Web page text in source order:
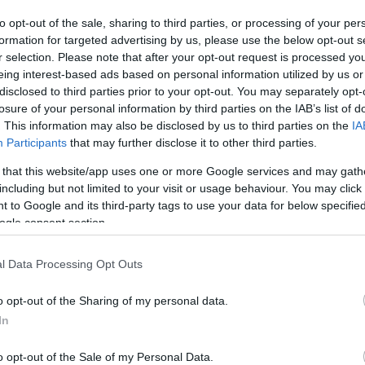
opt-out of the sale, sharing to third parties, or processing of your
for targeted advertising by us, please use the below opt-out
selection. Please note that after your opt-out request is processed
interest-based ads based on personal information utilized by us
to third parties prior to your opt-out. You may separately
of your personal information by third parties on the IAB’s list of
This information may also be disclosed by us to third parties on the
Participants that may further disclose it to other third parties.
that this website/app uses one or more Google services and may
but not limited to your visit or usage behaviour. You may
to Google and its third-party tags to use your data for below
consent section.
Data Processing Opt Outs
opt-out of the Sharing of my personal data.
opt-out of the Sale of my Personal Data.
nemzetközi tanácsadó vállalat, az STR
és a képzőhelyekkel. Az egyetemistáknak
vissza. Ezeken a megmérettetéseken az
végül az idei STR Közép-Kelet-Európa versenyt
Fondation pour la Formation Hôtelière által
nyert a világversenyen való részvételre. A
Corvinus Egyetemről, a harmadik helyezett a
helyezett pedig a
7 csapat mérte össze tudását. A versenyen idén
megfelelően találkozott egymással a University of
a Budapesti Corvinus Egyetem és a BGE KVIK
University of Economics and Business, a